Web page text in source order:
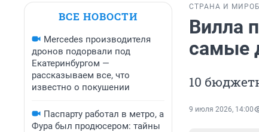
ВСЕ НОВОСТИ
Mercedes производителя
дронов подорвали под
Екатеринбургом —
рассказываем все, что
известно о покушении
Паспарту работал в метро, а
Фура был продюсером: тайны
СТРАНА И МИР
Вилла
самые
10
9 июля 2026, 14:00